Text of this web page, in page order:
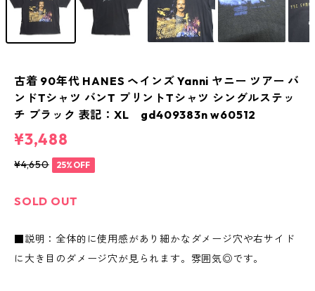
古着 90年代 HANES ヘインズ Yanni ヤニー ツアー バ
ンドTシャツ バンT プリントTシャツ シングルステッ
チ ブラック 表記：XL gd409383n w60512
¥3,488
¥4,650 25%OFF
SOLD OUT
■説明：全体的に使用感があり細かなダメージ穴や右サイド
に大き目のダメージ穴が見られます。雰囲気◎です。